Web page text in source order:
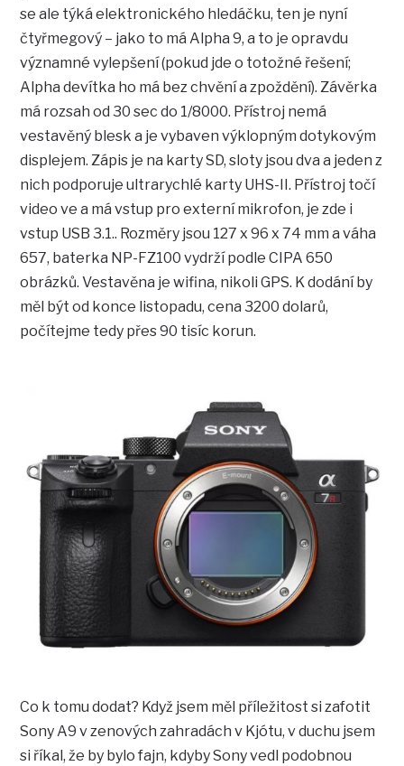
se ale týká elektronického hledáčku, ten je nyní
čtyřmegový – jako to má Alpha 9, a to je opravdu
významné vylepšení (pokud jde o totožné řešení;
Alpha devítka ho má bez chvění a zpoždění). Závěrka
má rozsah od 30 sec do 1/8000. Přístroj nemá
vestavěný blesk a je vybaven výklopným dotykovým
displejem. Zápis je na karty SD, sloty jsou dva a jeden z
nich podporuje ultrarychlé karty UHS-II. Přístroj točí
video ve a má vstup pro externí mikrofon, je zde i
vstup USB 3.1.. Rozměry jsou 127 x 96 x 74 mm a váha
657, baterka NP-FZ100 vydrží podle CIPA 650
obrázků. Vestavěna je wifina, nikoli GPS. K dodání by
měl být od konce listopadu, cena 3200 dolarů,
počítejme tedy přes 90 tisíc korun.
Co k tomu dodat? Když jsem měl příležitost si zafotit
Sony A9 v zenových zahradách v Kjótu, v duchu jsem
si říkal, že by bylo fajn, kdyby Sony vedl podobnou